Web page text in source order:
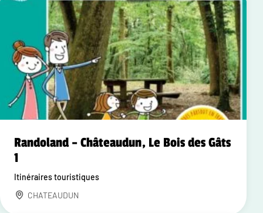
Randoland – Châteaudun, Le Bois des Gâts
1
Itinéraires touristiques
CHATEAUDUN